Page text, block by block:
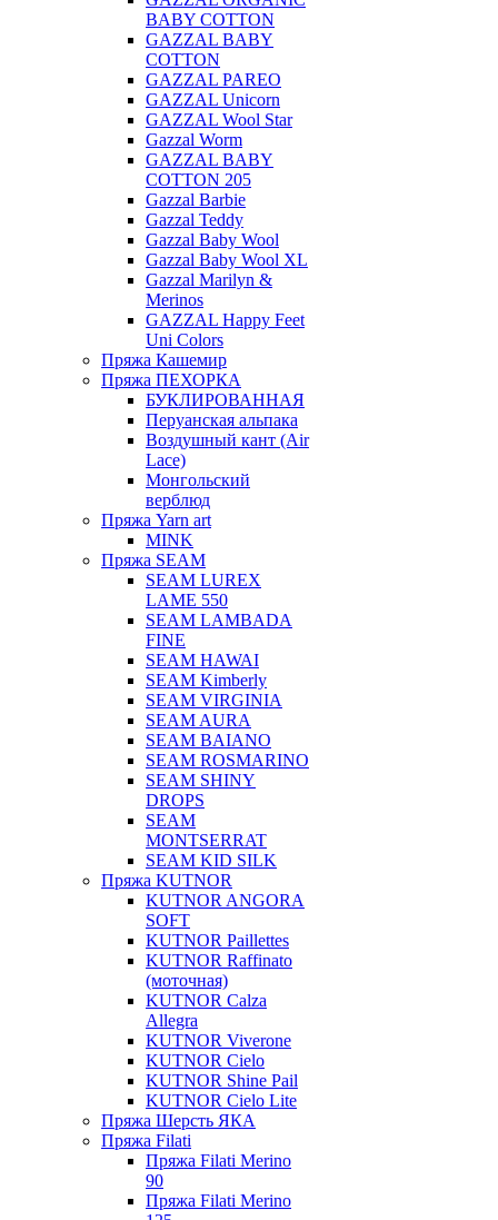
BABY COTTON
GAZZAL BABY
COTTON
GAZZAL PAREO
GAZZAL Unicorn
GAZZAL Wool Star
Gazzal Worm
GAZZAL BABY
COTTON 205
Gazzal Barbie
Gazzal Teddy
Gazzal Baby Wool
Gazzal Baby Wool XL
Gazzal Marilyn &
Merinos
GAZZAL Happy Feet
Uni Colors
Пряжа Кашемир
Пряжа ПЕХОРКА
БУКЛИРОВАННАЯ
Перуанская альпака
Воздушный кант (Air
Lace)
Монгольский
верблюд
Пряжа Yarn art
MINK
Пряжа SEAM
SEAM LUREX
LAME 550
SEAM LAMBADA
FINE
SEAM HAWAI
SEAM Kimberly
SEAM VIRGINIA
SEAM AURA
SEAM BAIANO
SEAM ROSMARINO
SEAM SHINY
DROPS
SEAM
MONTSERRAT
SEAM KID SILK
Пряжа KUTNOR
KUTNOR ANGORA
SOFT
KUTNOR Paillettes
KUTNOR Raffinato
(моточная)
KUTNOR Calza
Allegra
KUTNOR Viverone
KUTNOR Cielo
KUTNOR Shine Pail
KUTNOR Cielo Lite
Пряжа Шерсть ЯКА
Пряжа Filati
Пряжа Filati Merino
90
Пряжа Filati Merino